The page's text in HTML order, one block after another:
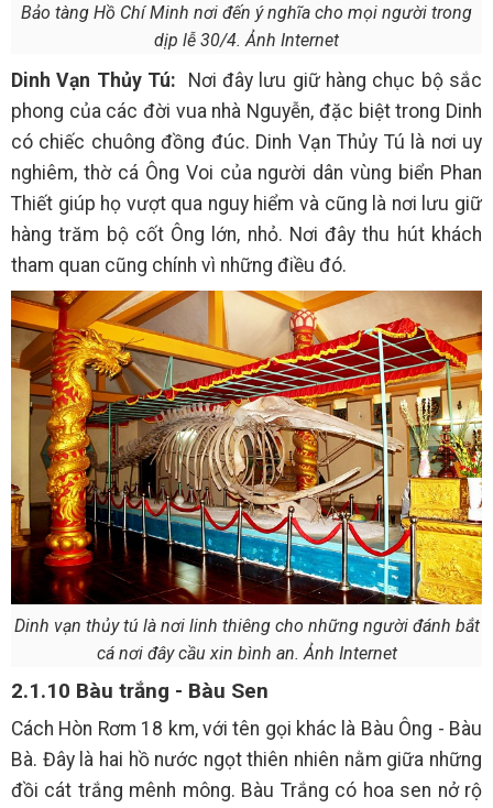
Bảo tàng Hồ Chí Minh nơi đến ý nghĩa cho mọi người trong
dịp lễ 30/4. Ảnh Internet
Dinh Vạn Thủy Tú:
Nơi đây lưu giữ hàng chục bộ sắc
phong của các đời vua nhà Nguyễn, đặc biệt trong Dinh
có chiếc chuông đồng đúc. Dinh Vạn Thủy Tú là nơi uy
nghiêm, thờ cá Ông Voi của người dân vùng biển Phan
Thiết giúp họ vượt qua nguy hiểm và cũng là nơi lưu giữ
hàng trăm bộ cốt Ông lớn, nhỏ. Nơi đây thu hút khách
tham quan cũng chính vì những điều đó.
Dinh vạn thủy tú là nơi linh thiêng cho những người đánh bắt
cá nơi đây cầu xin bình an. Ảnh Internet
2.1.10 Bàu trắng - Bàu Sen
Cách Hòn Rơm 18 km, với tên gọi khác là Bàu Ông - Bàu
Bà. Đây là hai hồ nước ngọt thiên nhiên nằm giữa những
đồi cát trắng mênh mông. Bàu Trắng có hoa sen nở rộ